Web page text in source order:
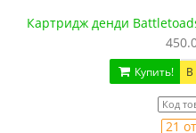
Картридж денди
Купить! В
Код
21